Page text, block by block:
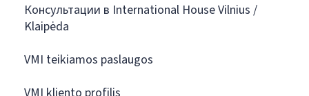
Консультации в International House Vilnius /
Klaipėda
VMI teikiamos paslaugos
VMI kliento profilis